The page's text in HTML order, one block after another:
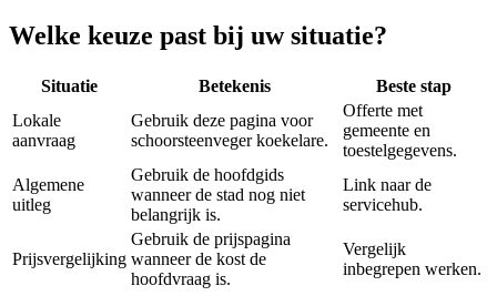
Welke keuze past bij uw situatie?
Situatie Betekenis
Beste stap
Lokale
aanvraag
Gebruik deze pagina voor
schoorsteenveger koekelare.
Offerte met
gemeente en
toestelgegevens.
Algemene
uitleg
Gebruik de hoofdgids
wanneer de stad nog niet
belangrijk is.
Link naar de
servicehub.
Prijsvergelijking
Gebruik de prijspagina
wanneer de kost de
hoofdvraag is.
Vergelijk
inbegrepen werken.